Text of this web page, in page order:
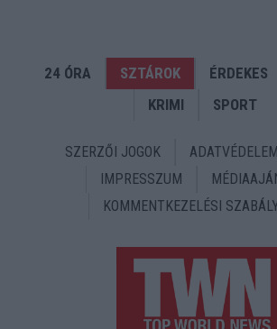
24 ÓRA SZTÁROK ÉRDEKES
KRIMI
SPORT
SZERZŐI JOGOK ADATVÉDELEM
IMPRESSZUM
KOMMENTKEZELÉSI